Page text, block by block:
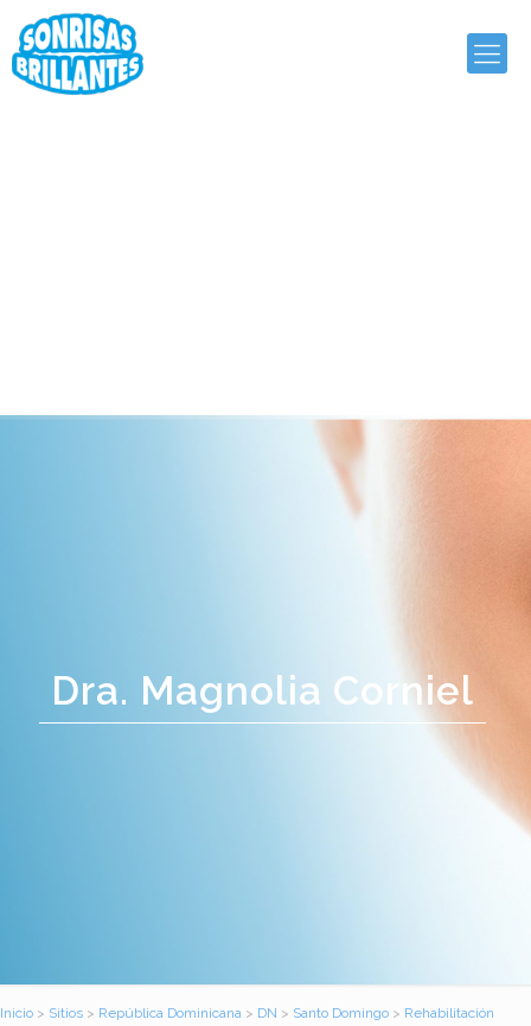
Dra. Magnolia Corniel
Inicio > Sitios > República Dominicana > DN > Santo Domingo > Rehabilitación